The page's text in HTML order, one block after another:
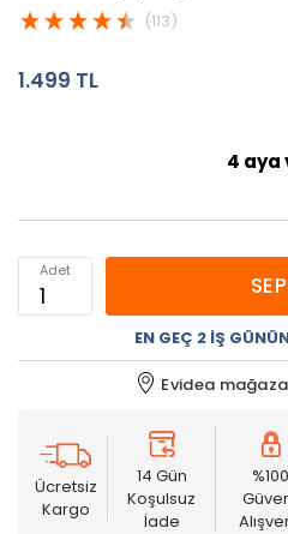
(113)
1.499 TL
4 aya
Adet
EN GEÇ 2 İŞ
Evidea
Ücretsiz
Kargo
14 Gün
Koşulsuz
İade
%100